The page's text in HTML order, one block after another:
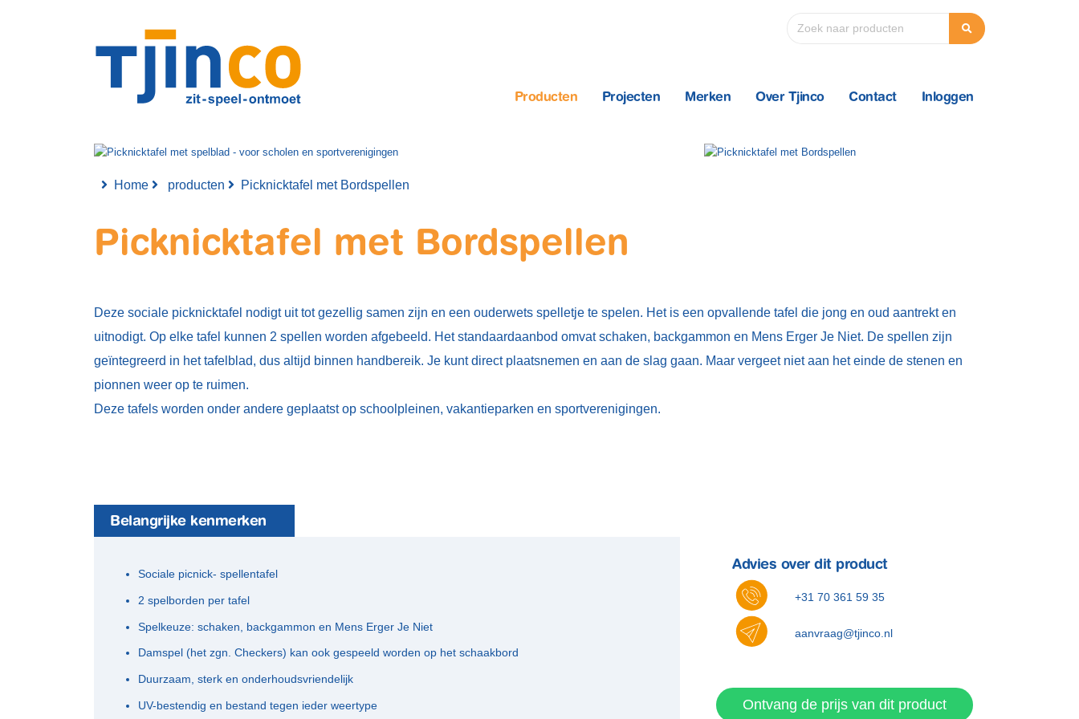
Producten Projecten Merken Over Tjinco Contact Inloggen
Home producten Picknicktafel met Bordspellen
Picknicktafel met Bordspellen
Deze sociale picknicktafel nodigt uit tot gezellig samen zijn en een ouderwets spelletje te spelen. Het is een opvallende tafel die jong en oud aantrekt en
uitnodigt. Op elke tafel kunnen 2 spellen worden afgebeeld. Het standaardaanbod omvat schaken, backgammon en Mens Erger Je Niet. De spellen zijn
geïntegreerd in het tafelblad, dus altijd binnen handbereik. Je kunt direct plaatsnemen en aan de slag gaan. Maar vergeet niet aan het einde de stenen en
pionnen weer op te ruimen.
Deze tafels worden onder andere geplaatst op schoolpleinen, vakantieparken en sportverenigingen.
Belangrijke kenmerken
Sociale picnick- spellentafel
2 spelborden per tafel
Spelkeuze: schaken, backgammon en Mens Erger Je Niet
Damspel (het zgn. Checkers) kan ook gespeeld worden op het schaakbord
Duurzaam, sterk en onderhoudsvriendelijk
UV-bestendig en bestand tegen ieder weertype
Advies over dit product
+31 70 361 59 35
aanvraag@tjinco.nl
Ontvang de prijs van dit product